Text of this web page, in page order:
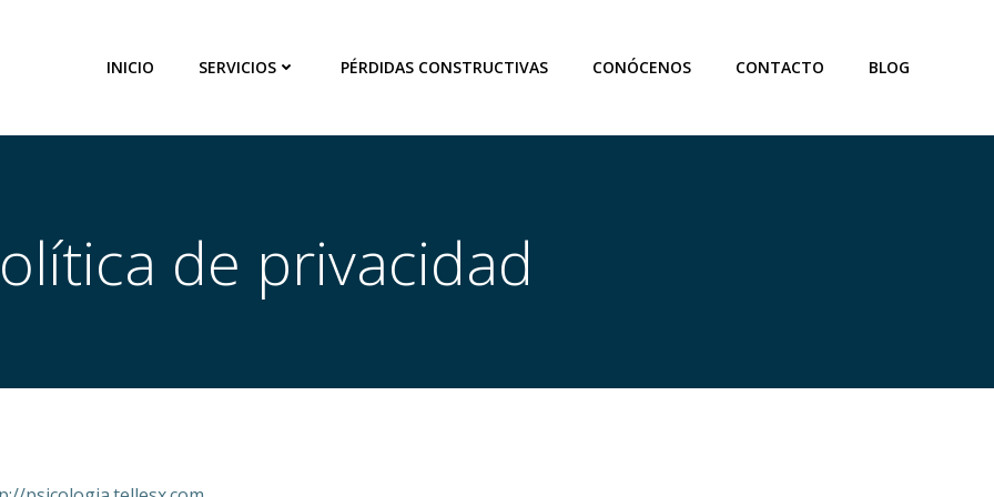
INICIO SERVICIOS PÉRDIDAS CONSTRUCTIVAS CONÓCENOS CONTACTO BLOG
de privacidad